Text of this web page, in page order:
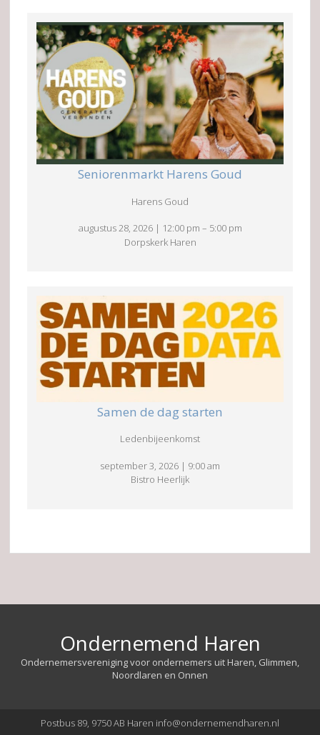
Seniorenmarkt Harens Goud
Harens Goud
augustus 28, 2026 | 12:00 pm – 5:00 pm
Dorpskerk Haren
Samen de dag starten
Ledenbijeenkomst
september 3, 2026 | 9:00 am
Bistro Heerlijk
Ondernemend Haren
Ondernemersvereniging voor ondernemers uit Haren, Glimmen,
Noordlaren en Onnen
Postbus 89, 9750 AB Haren info@ondernemendharen.nl